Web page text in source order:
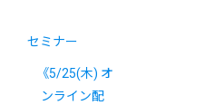
セミナー
《5/25(木) オ
ンライン配